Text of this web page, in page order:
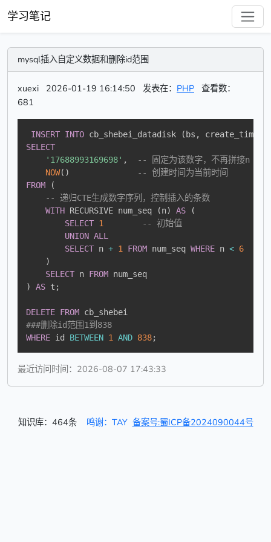
学习笔记
mysql插入自定义数据和删除id范围
xuexi 2026-01-19 16:14:50 发表在： PHP 查看数：
681
INSERT INTO cb_shebei_datadisk ( bs , create_time
SELECT
'17688993169698' ,
-- 固定为该数字，不再拼接n
NOW( )
-- 创建时间为当前时间
FROM
(
-- 递归CTE生成数字序列，控制插入的条数
WITH RECURSIVE num_seq (n) AS
(
SELECT 1
-- 初始值
UNION ALL
SELECT n + 1 FROM num_seq WHERE n < 6
)
SELECT n FROM
)
AS t ;
DELETE FROM
###删除id范围1到838
WHERE id BETWEEN 1 AND 838;
最近访问时间：2026-08-07 17:43:33
知识库：464条 鸣谢：TAY 备案号:蜀ICP备2024090044号